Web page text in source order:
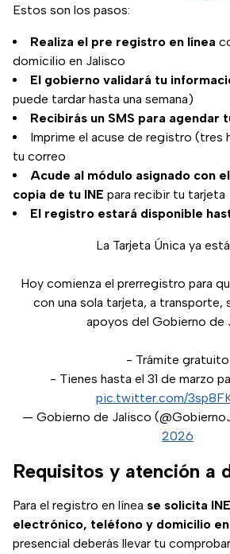
Estos son los pasos:
Realiza el pre registro en línea
domicilio en Jalisco
El gobierno validará tu
puede tardar hasta una semana)
Recibirás un SMS para agendar
Imprime el acuse de registro (tres
tu correo
Acude al módulo asignado con
copia de tu INE para recibir tu tarjeta
El registro estará disponible
La Tarjeta Única ya
Hoy comienza el prerregistro para
con una sola tarjeta, a transporte,
apoyos del Gobierno de
- Trámite gratuito
- Tienes hasta el 31 de marzo
pic.twitter.com/
— Gobierno de Jalisco
2026
Requisitos y atención a
Para el registro en línea se solicita
electrónico, teléfono y domicilio
presencial deberás llevar tu